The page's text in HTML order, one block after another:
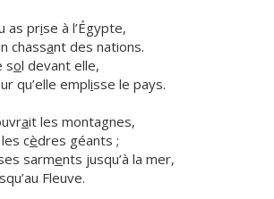
as prise à l’Égypte,
chassant des nations.
sol devant elle,
qu’elle emplisse le pays.
ait les montagnes,
cèdres géants ;
sarments jusqu’à la mer,
Fleuve.